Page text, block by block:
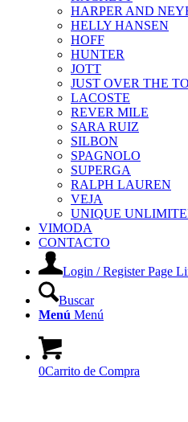
HARPER AND
HELLY HANSEN
HOFF
HUNTER
JOTT
JUST OVER THE
LACOSTE
REVER MILE
SARA RUIZ
SILBON
SPAGNOLO
SUPERGA
RALPH LAUREN
VEJA
UNIQUE
VIMODA
CONTACTO
Login / Register Page
Buscar
Menú Menú
0Carrito de Compra